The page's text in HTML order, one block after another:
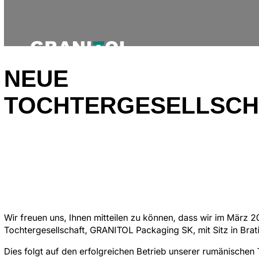
NEUE
Wir freuen uns, Ihnen mitteilen zu können, dass wir im März
Tochtergesellschaft, GRANITOL Packaging SK, mit Sitz in
Dies folgt auf den erfolgreichen Betrieb unserer rumänischen